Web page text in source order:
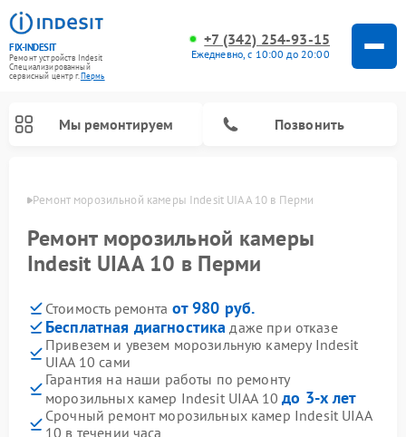
FIX-INDESIT
Ремонт устройств Indesit
Специализированный
cервисный центр г.Пермь
+7 (342) 254-93-15
Ежедневно, с 10:00 до 20:00
Мы ремонтируем Позвонить
Ремонт морозильной камеры Indesit UIAA 10 в Перми
Ремонт морозильной камеры
Indesit UIAA 10 в Перми
Стоимость ремонта от 980 руб.
Бесплатная диагностика даже при отказе
Привезем и увезем морозильную камеру Indesit
UIAA 10 сами
Гарантия на наши работы по ремонту
морозильных камер Indesit UIAA 10до 3-х лет
Срочный ремонт морозильных камер Indesit UIAA
10 в течении часа